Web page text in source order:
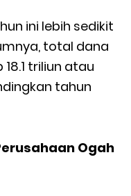
ini lebih sedikit
total dana
triliun atau
tahun
Ogah